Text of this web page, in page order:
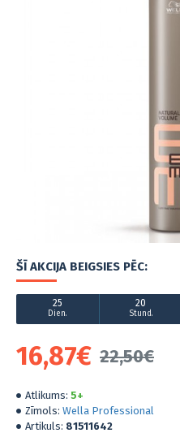
Atlikums: 5+
Zīmols: Wella Professional
Artikuls: 81511642
ŠĪ AKCIJA BEIGSIES PĒC:
25
Dien.
20
Stund.
22,50€
16,87€